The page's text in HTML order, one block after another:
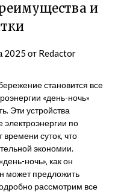
и
2025 от Redactor
становится все
«день-ночь»
Эти устройства
электроэнергии по
суток‚ что
экономии.
ночь»‚ как он
может предложить
рассмотрим все